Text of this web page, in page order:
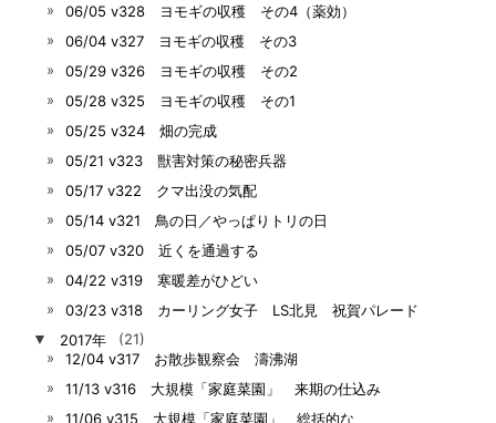
06/05 v328 ヨモギの収穫 その4（薬効）
06/04 v327 ヨモギの収穫 その3
05/29 v326 ヨモギの収穫 その2
05/28 v325 ヨモギの収穫 その1
05/25 v324 畑の完成
05/21 v323 獣害対策の秘密兵器
05/17 v322 クマ出没の気配
05/14 v321 鳥の日／やっぱりトリの日
05/07 v320 近くを通過する
04/22 v319 寒暖差がひどい
03/23 v318 カーリング女子 LS北見 祝賀パレード
▼
2017年
(21)
12/04 v317 お散歩観察会 濤沸湖
11/13 v316 大規模「家庭菜園」 来期の仕込み
11/06 v315 大規模「家庭菜園」 総括的な